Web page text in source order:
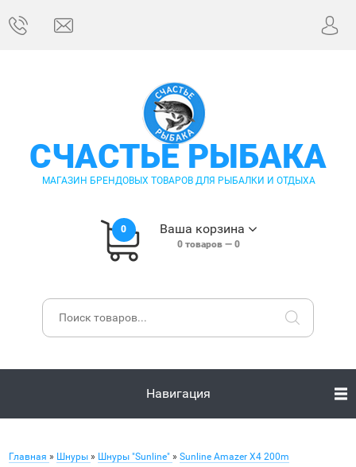
СЧАСТЬЕ РЫБАКА
МАГАЗИН БРЕНДОВЫХ ТОВАРОВ ДЛЯ РЫБАЛКИ И ОТДЫХА
0 Ваша корзина
0товаров — 0
Навигация
Главная » Шнуры » Шнуры "Sunline" » Sunline Amazer X4 200m